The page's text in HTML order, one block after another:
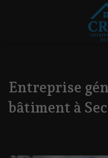
Entreprise
bâtiment à